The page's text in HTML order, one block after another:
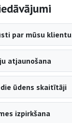
par mūsu klientu
atjaunošana
ūdens skaitītāji
izpirkšana